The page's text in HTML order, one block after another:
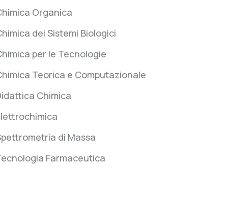
Organica
dei Sistemi Biologici
per le Tecnologie
Teorica e Computazionale
Chimica
di Massa
Farmaceutica